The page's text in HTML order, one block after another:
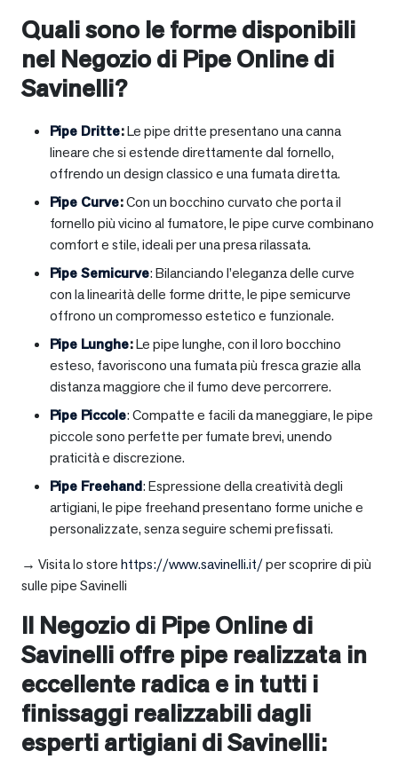
Quali sono le forme disponibili
nel Negozio di Pipe Online di
Savinelli?
Pipe Dritte:Le pipe dritte presentano una canna
lineare che si estende direttamente dal fornello,
offrendo un design classico e una fumata diretta.
Pipe Curve:Con un bocchino curvato che porta il
fornello più vicino al fumatore, le pipe curve combinano
comfort e stile, ideali per una presa rilassata.
Pipe Semicurve: Bilanciando l’eleganza delle curve
con la linearità delle forme dritte, le pipe semicurve
offrono un compromesso estetico e funzionale.
Pipe Lunghe:Le pipe lunghe, con il loro bocchino
esteso, favoriscono una fumata più fresca grazie alla
distanza maggiore che il fumo deve percorrere.
Pipe Piccole: Compatte e facili da maneggiare, le pipe
piccole sono perfette per fumate brevi, unendo
praticità e discrezione.
Pipe Freehand: Espressione della creatività degli
artigiani, le pipe freehand presentano forme uniche e
personalizzate, senza seguire schemi prefissati.
→ Visita lo storehttps://www.savinelli.it/per scoprire di più
sulle pipe Savinelli
Il Negozio di Pipe Online di
Savinelli offre pipe realizzata in
eccellente radica e in tutti i
finissaggi realizzabili dagli
esperti artigiani di Savinelli: